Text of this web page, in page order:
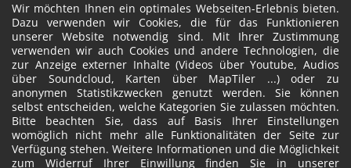
Wir möchten Ihnen ein optimales Webseiten-Erlebnis bieten.
Dazu verwenden wir Cookies, die für das Funktionieren
unserer Website notwendig sind. Mit Ihrer Zustimmung
verwenden wir auch Cookies und andere Technologien, die
zur Anzeige externer Inhalte (Videos über Youtube, Audios
über Soundcloud, Karten über MapTiler ...) oder zu
anonymen Statistikzwecken genutzt werden. Sie können
selbst entscheiden, welche Kategorien Sie zulassen möchten.
Bitte beachten Sie, dass auf Basis Ihrer Einstellungen
womöglich nicht mehr alle Funktionalitäten der Seite zur
Verfügung stehen. Weitere Informationen und die Möglichkeit
zum Widerruf Ihrer Einwillung finden Sie in unserer